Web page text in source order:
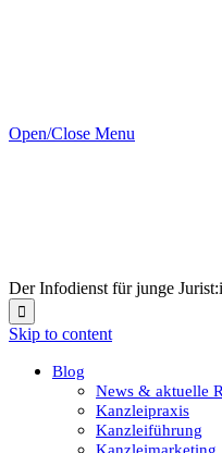
Open/Close Menu
Der Infodienst für junge

Skip to content
Blog
News & aktuelle
Kanzleipraxis
Kanzleiführung
Kanzleimarketing